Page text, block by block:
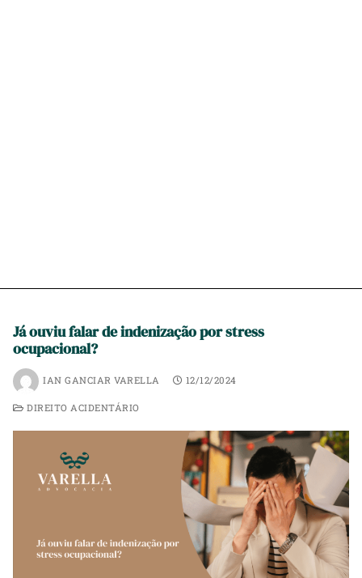
Já ouviu falar de indenização por stress
ocupacional?
IAN GANCIAR VARELLA 12/12/2024
DIREITO ACIDENTÁRIO